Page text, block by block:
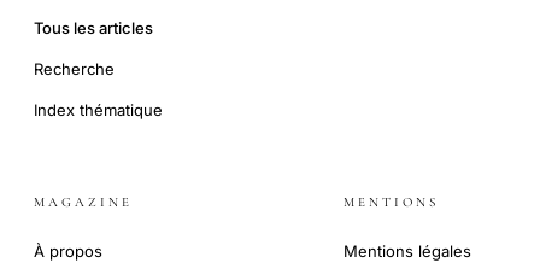
Tous les articles
Recherche
Index thématique
MAGAZINE
À propos
MENTIONS
Mentions légales